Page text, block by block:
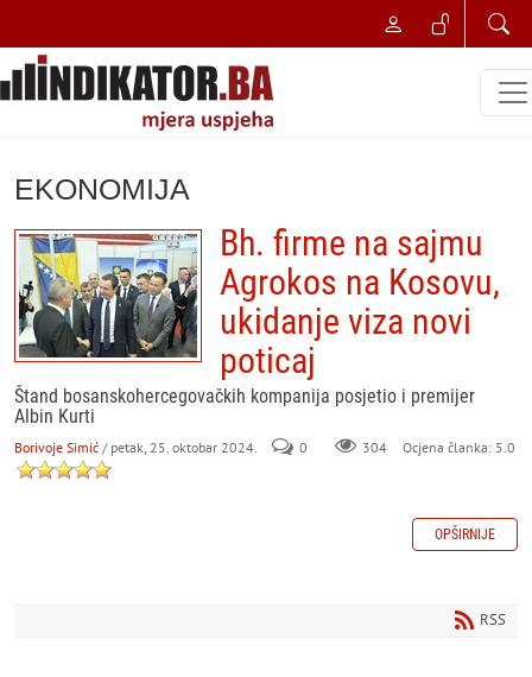
EKONOMIJA
Bh. firme na sajmu
Agrokos na Kosovu,
ukidanje viza novi
poticaj
Štand bosanskohercegovačkih kompanija posjetio i premijer
Albin Kurti
Borivoje Simić / petak, 25. oktobar 2024. 0 304 Ocjena članka: 5.0
OPŠIRNIJE
RSS